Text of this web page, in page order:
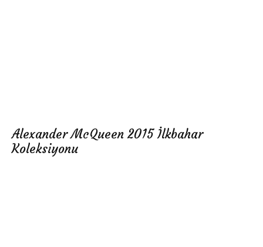
Alexander McQueen 2015 İlkbahar
Koleksiyonu